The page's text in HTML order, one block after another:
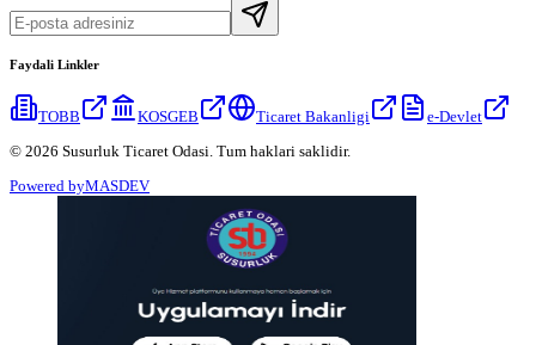
Faydali Linkler
TOBB KOSGEB Ticaret Bakanligi
e-Devlet
© 2026 Susurluk Ticaret Odasi. Tum haklari saklidir.
Powered byMASDEV